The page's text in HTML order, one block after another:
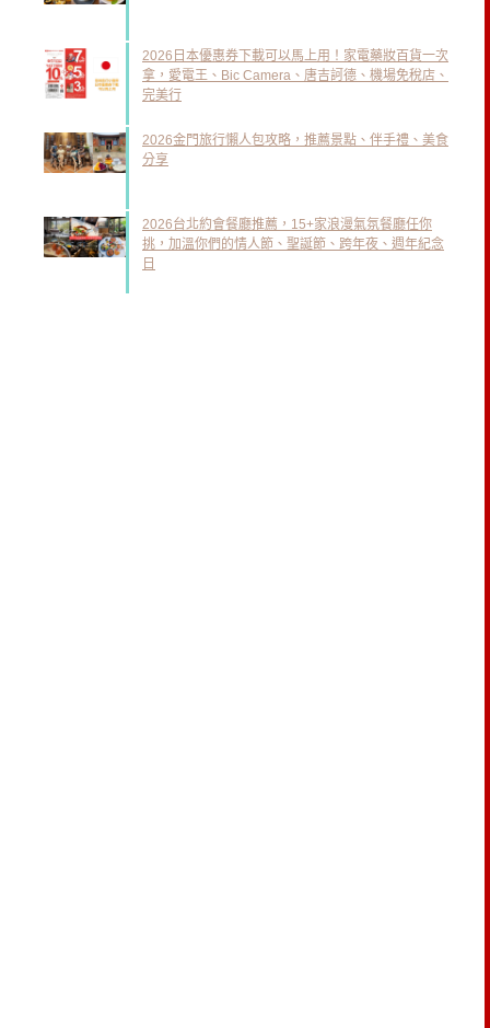
2026日本優惠券下載可以馬上用！家電藥妝百貨一次
拿，愛電王、Bic Camera、唐吉訶德、機場免稅店、
完美行
2026金門旅行懶人包攻略，推薦景點、伴手禮、美食
分享
2026台北約會餐廳推薦，15+家浪漫氣氛餐廳任你
挑，加溫你們的情人節、聖誕節、跨年夜、週年紀念
日